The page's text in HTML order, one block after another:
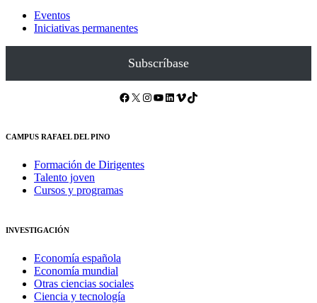
Eventos
Iniciativas permanentes
Subscríbase
Facebook X Instagram YouTube LinkedIn Vimeo TikTok
CAMPUS RAFAEL DEL PINO
Formación de Dirigentes
Talento joven
Cursos y programas
INVESTIGACIÓN
Economía española
Economía mundial
Otras ciencias sociales
Ciencia y tecnología